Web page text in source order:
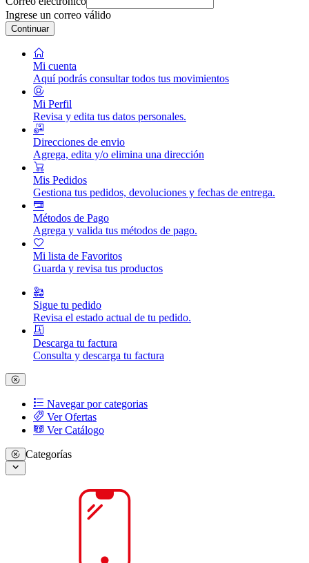
Ingrese un correo válido
Continuar
Mi cuenta
Aquí podrás consultar todos tus movimientos
Mi Perfil
Revisa y edita tus datos personales.
Direcciones de envio
Agrega, edita y/o elimina una dirección
Mis Pedidos
Gestiona tus pedidos, devoluciones y fechas de entrega.
Métodos de Pago
Agrega y valida tus métodos de pago.
Mi lista de Favoritos
Guarda y revisa tus productos
Sigue tu pedido
Revisa el estado actual de tu pedido.
Descarga tu factura
Consulta y descarga tu factura
Navegar por categorias
Ver Ofertas
Ver Catálogo
Categorías